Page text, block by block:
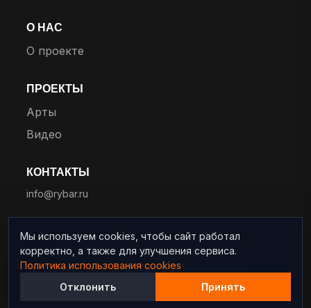
О НАС
О проекте
ПРОЕКТЫ
Арты
Видео
КОНТАКТЫ
info@rybar.ru
© 2025 RYBAR. Все права защищены.
Мы используем cookies, чтобы сайт работал
корректно, а также для улучшения сервиса.
Политика использования cookies
Отклонить
Принять